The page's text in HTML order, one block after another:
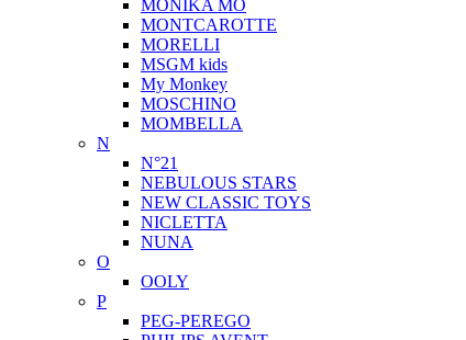
MONIKA MO
MONTCAROTTE
MORELLI
MSGM kids
My Monkey
MOSCHINO
MOMBELLA
N
N°21
NEBULOUS STARS
NEW CLASSIC TOYS
NICLETTA
NUNA
O
OOLY
P
PEG-PEREGO